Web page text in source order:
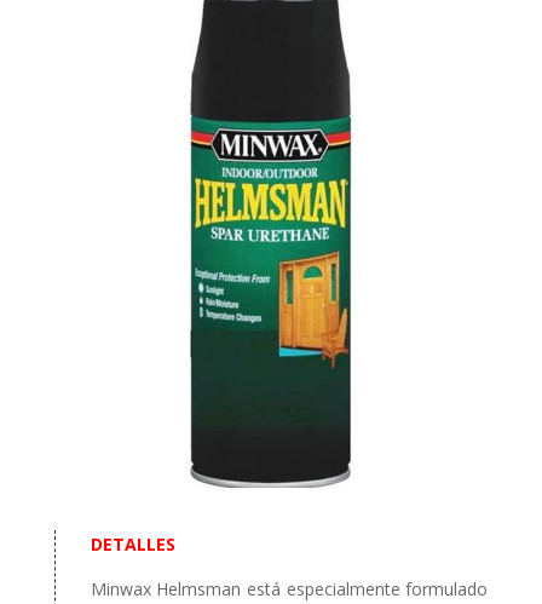
DETALLES
Minwax Helmsman está especialmente formulado